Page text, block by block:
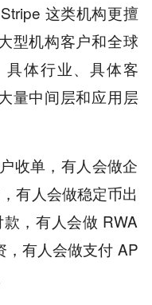
这类机构更擅
型机构客户和全球
体行业、具体客
量中间层和应用层
收单，有人会做企
有人会做稳定币出
，有人会做 RWA
，有人会做支付 AP